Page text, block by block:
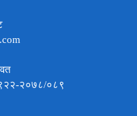
२०७८/०८९